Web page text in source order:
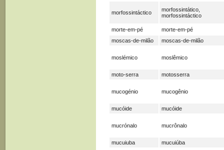
morfossintáctico
morfossintático,
morfossintáctico
morte-em-pé
morte-em-pé
moscas-de-milão
moscas-de-milão
moslémico moslêmico
moto-serra motosserra
mucogénio mucogênio
mucóide mucóide
mucrónalo mucrônalo
mucuiuba
mucuiúba